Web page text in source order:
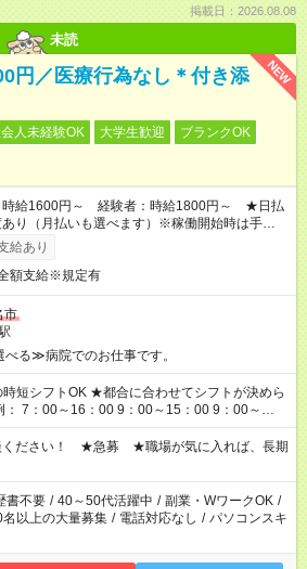
掲載日：2026.08.08
未読
NEW
円／医療行為なし＊付き添
人未経験OK 大学生歓迎
ブランクOK
時給1600円～ 経験者：時給1800円～ ★日払
り（月払いも選べます）※稼働開始時は手続き
いとなります。
給あり
額支給※規定有
市
る≫病院でのお仕事です。
合に合わせてシフトが決めら
： 7：00～16：00 9：00～15：00 9：00～
ワークの場合、他のお仕事と
超の就業はご案内できません ※法令に基づき、
は社会保険への加入対象となります ※労働者
遣の原則禁止）により、短時間・短期間の就
い場合があります
ください！ ★急募 ★職場が気に入れば、長期
書不要 / 40～50代活躍中 / 副業・WワークOK /
名以上の大量募集 / 電話対応なし / パソコンスキ